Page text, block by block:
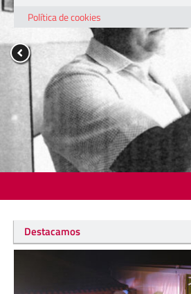
Destacamos
Política de cookies